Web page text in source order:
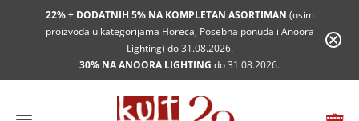
22% + DODATNIH 5% NA KOMPLETAN ASORTIMAN (osim
proizvoda u kategorijama Horeca, Posebna ponuda i Anoora
Lighting) do 31.08.2026.
30% NA ANOORA LIGHTING do 31.08.2026.